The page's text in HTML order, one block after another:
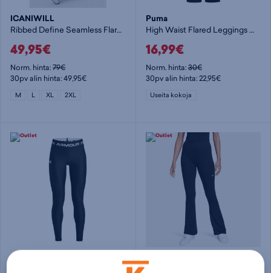
ICANIWILL
Ribbed Define Seamless Flared Tights - naisten pitkät trikoot
49,95€
Norm. hinta:79€
30pv alin hinta: 49,95€
M L XL 2XL
Puma
High Waist Flared Leggings W - naisten pitkät trikoot
16,99€
Norm. hinta:30€
30pv alin hinta: 22,95€
Useita kokoja
Under Armour Nike